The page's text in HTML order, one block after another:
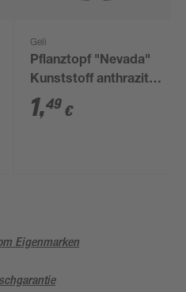
Geli
Pflanztopf "Nevada"
Kunststoff anthrazit Ø
12 cm
1,49 €
Eigenmarken